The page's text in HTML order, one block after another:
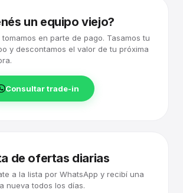
un equipo viejo?
tomamos en parte de pago. Tasamos tu
y descontamos el valor de tu próxima
Consultar trade-in
de ofertas diarias
a la lista por WhatsApp y recibí una
nueva todos los días.